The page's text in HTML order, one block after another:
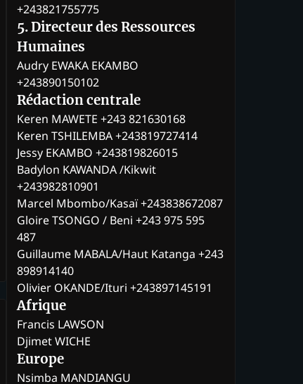
+243821755775
5. Directeur des Ressources
Humaines
Audry EWAKA EKAMBO
+243890150102
Rédaction centrale
Keren MAWETE +243 821630168
Keren TSHILEMBA +243819727414
Jessy EKAMBO +243819826015
Badylon KAWANDA /Kikwit
+243982810901
Marcel Mbombo/Kasaï +243838672087
Gloire TSONGO / Beni +243 975 595
487
Guillaume MABALA/Haut Katanga +243
898914140
Olivier OKANDE/Ituri +243897145191
Afrique
Francis LAWSON
Djimet WICHE
Europe
Nsimba MANDIANGU